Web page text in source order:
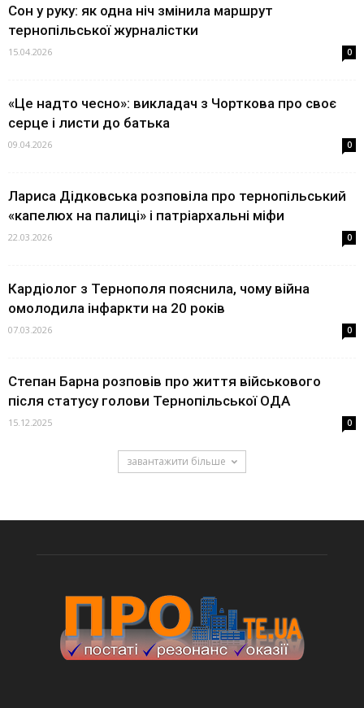
Сон у руку: як одна ніч змінила маршрут
тернопільської журналістки
15.04.2026 0
«Це надто чесно»: викладач з Чорткова про своє
серце і листи до батька
09.04.2026 0
Лариса Дідковська розповіла про тернопільський
«капелюх на палиці» і патріархальні міфи
22.03.2026 0
Кардіолог з Тернополя пояснила, чому війна
омолодила інфаркти на 20 років
07.03.2026 0
Степан Барна розповів про життя військового
після статусу голови Тернопільської ОДА
15.12.2025 0
завантажити більше